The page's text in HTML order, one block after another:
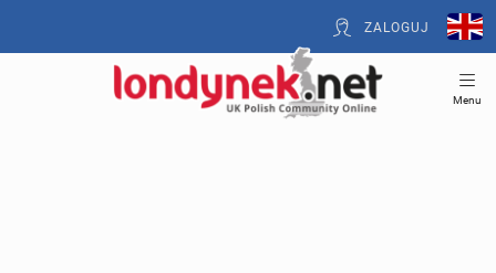
ZALOGUJ
Menu